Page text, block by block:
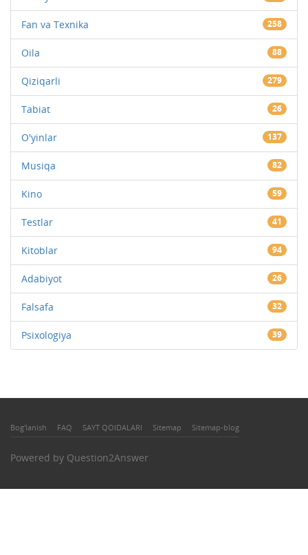
Fan va Texnika 258
Oila 88
Qiziqarli 279
Tabiat 26
O'yinlar 137
Musiqa 82
Kino 59
Testlar 41
Kitoblar 94
Adabiyot 26
Falsafa 32
Psixologiya 39
Bog'lanish FAQ SAYT QOIDALARI Sitemap Sitemap-blog
Powered by Question2Answer